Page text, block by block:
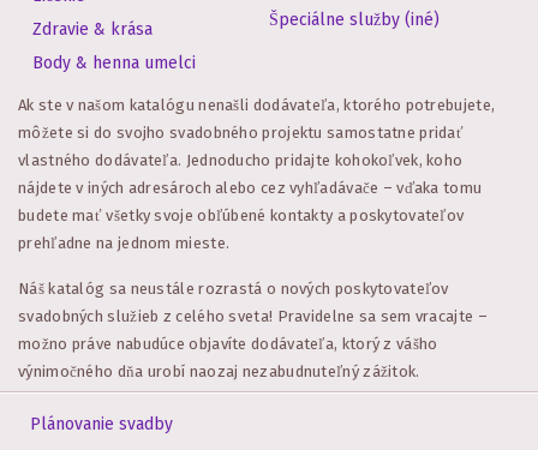
Zdravie & krása
Body & henna umelci
Špeciálne služby (iné)
Ak ste v našom katalógu nenašli dodávateľa, ktorého potrebujete,
môžete si do svojho svadobného projektu samostatne pridať
vlastného dodávateľa. Jednoducho pridajte kohokoľvek, koho
nájdete v iných adresároch alebo cez vyhľadávače – vďaka tomu
budete mať všetky svoje obľúbené kontakty a poskytovateľov
prehľadne na jednom mieste.
Náš katalóg sa neustále rozrastá o nových poskytovateľov
svadobných služieb z celého sveta! Pravidelne sa sem vracajte –
možno práve nabudúce objavíte dodávateľa, ktorý z vášho
výnimočného dňa urobí naozaj nezabudnuteľný zážitok.
Plánovanie svadby